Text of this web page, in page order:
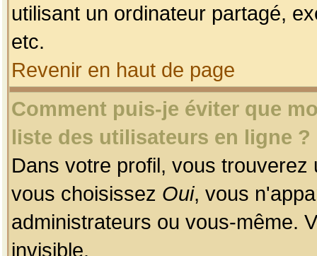
utilisant un ordinateur partagé,
etc.
Revenir en haut de page
Comment puis-je éviter que
liste des utilisateurs en ligne ?
Dans votre profil, vous
vous choisissez Oui, vous
administrateurs ou vous-même.
invisible.